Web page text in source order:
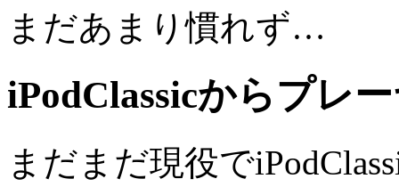
まだあまり慣れず…
iPodClassicからプレ
まだまだ現役で